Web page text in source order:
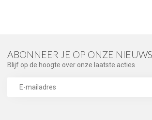
ABONNEER JE OP ONZE
Blijf op de hoogte over onze laatste acties